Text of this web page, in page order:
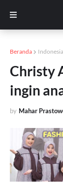
Beranda Indonesia
Christy
ingin
by Mahar